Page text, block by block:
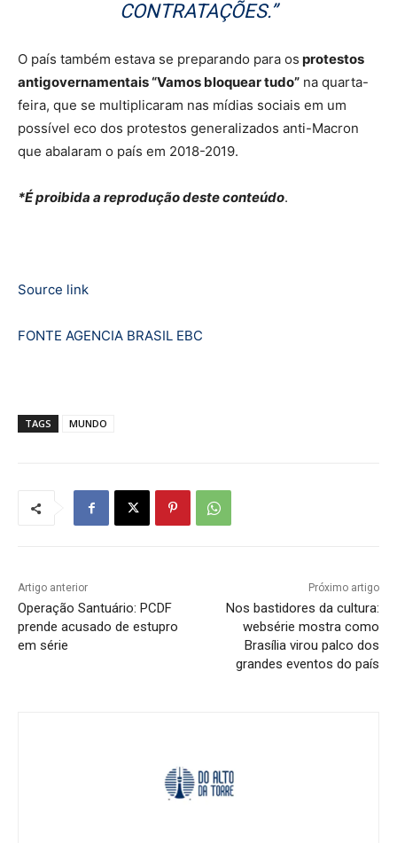
CONTRATAÇÕES.”
O país também estava se preparando para os protestos
antigovernamentais “Vamos bloquear tudo” na quarta-
feira, que se multiplicaram nas mídias sociais em um
possível eco dos protestos generalizados anti-Macron
que abalaram o país em 2018-2019.
*É proibida a reprodução deste conteúdo.
Source link
FONTE AGENCIA BRASIL EBC
TAGS MUNDO
Artigo anterior
Operação Santuário: PCDF
prende acusado de estupro
em série
Próximo artigo
Nos bastidores da cultura:
websérie mostra como
Brasília virou palco dos
grandes eventos do país